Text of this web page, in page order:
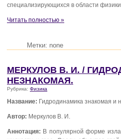
специализирующихся в области
Читать полностью »
Метки: none
МЕРКУЛОВ В. И. /
НЕЗНАКОМАЯ.
Рубрика: Физика
Название: Гидродинамика знакомая и
Автор: Меркулов В. И.
Аннотация: В популярной форме